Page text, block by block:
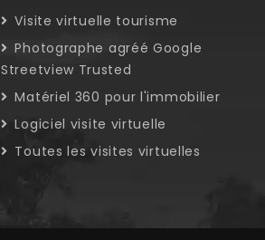
Visite virtuelle tourisme
Photographe agréé Google
Streetview Trusted
Matériel 360 pour l'immobilier
Logiciel visite virtuelle
Toutes les visites virtuelles